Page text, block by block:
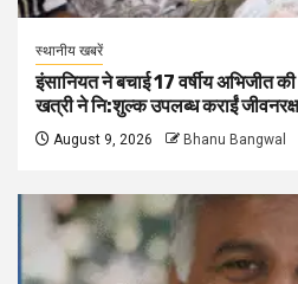
स्थानीय खबरें
इंसानियत ने बचाई 17 वर्षीय अभिजीत
खत्री ने नि:शुल्क उपलब्ध कराईं
August 9, 2026 Bhanu Bangwal